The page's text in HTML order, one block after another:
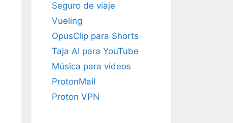
Seguro de viaje
Vueling
OpusClip para Shorts
Taja AI para YouTube
Música para vídeos
ProtonMail
Proton VPN